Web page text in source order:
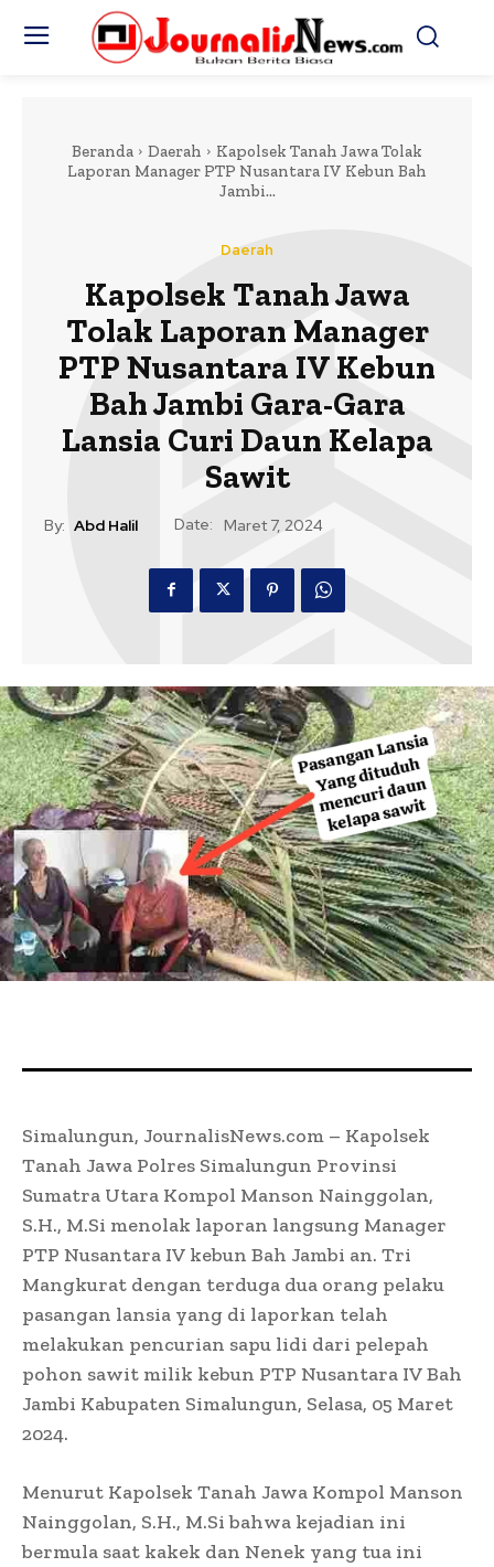
Beranda Daerah
Kapolsek Tanah Jawa Tolak
Laporan Manager PTP Nusantara IV Kebun Bah
Jambi...
Daerah
Kapolsek Tanah Jawa
Tolak Laporan Manager
PTP Nusantara IV Kebun
Bah Jambi Gara-Gara
Lansia Curi Daun Kelapa
Sawit
By: Abd Halil Date: Maret 7, 2024
Simalungun, JournalisNews.com – Kapolsek
Tanah Jawa Polres Simalungun Provinsi
Sumatra Utara Kompol Manson Nainggolan,
S.H., M.Si menolak laporan langsung Manager
PTP Nusantara IV kebun Bah Jambi an. Tri
Mangkurat dengan terduga dua orang pelaku
pasangan lansia yang di laporkan telah
melakukan pencurian sapu lidi dari pelepah
pohon sawit milik kebun PTP Nusantara IV Bah
Jambi Kabupaten Simalungun, Selasa, 05 Maret
2024.
Menurut Kapolsek Tanah Jawa Kompol Manson
Nainggolan, S.H., M.Si bahwa kejadian ini
bermula saat kakek dan Nenek yang tua ini